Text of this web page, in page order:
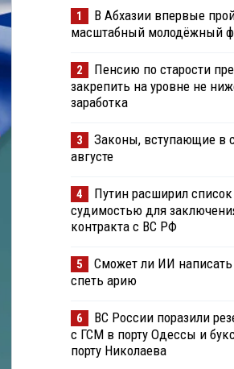
1
В Абхазии впервые
масштабный молодёжный
2
Пенсию по старости
закрепить на уровне не
заработка
3
Законы, вступающие в
августе
4
Путин расширил
судимостью для
контракта с ВС РФ
5
Сможет ли ИИ написать
спеть арию
6
ВС России поразили
с ГСМ в порту Одессы и
порту Николаева